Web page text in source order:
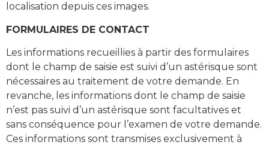
localisation depuis ces images.
FORMULAIRES DE CONTACT
Les informations recueillies à partir des formulaires
dont le champ de saisie est suivi d’un astérisque sont
nécessaires au traitement de votre demande. En
revanche, les informations dont le champ de saisie
n’est pas suivi d’un astérisque sont facultatives et
sans conséquence pour l’examen de votre demande.
Ces informations sont transmises exclusivement à